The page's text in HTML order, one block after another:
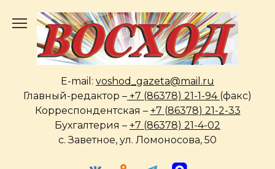
содержанию
E-mail: voshod_gazeta@mail.ru
Главный-редактор – +7 (86378) 21-1-94 (факс)
Корреспондентская – +7 (86378) 21-2-33
Бухгалтерия – +7 (86378) 21-4-02
с. Заветное, ул. Ломоносова, 50